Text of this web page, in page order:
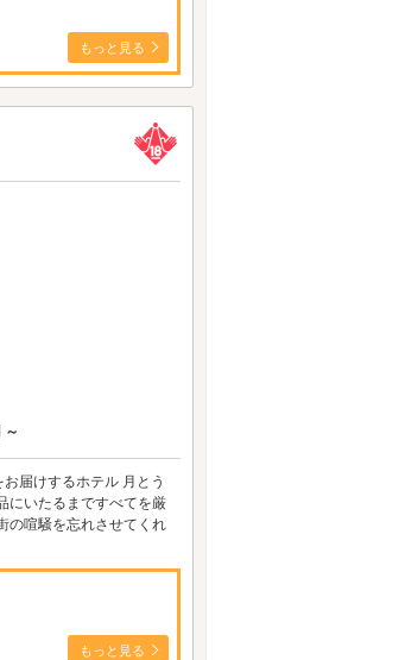
もっと見る
～
届けするホテル 月とう
にいたるまですべてを厳
の喧騒を忘れさせてくれ
もっと見る